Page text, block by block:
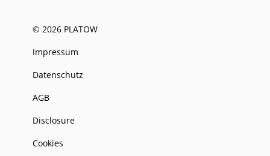
© 2026 PLATOW
Impressum
Datenschutz
AGB
Disclosure
Cookies